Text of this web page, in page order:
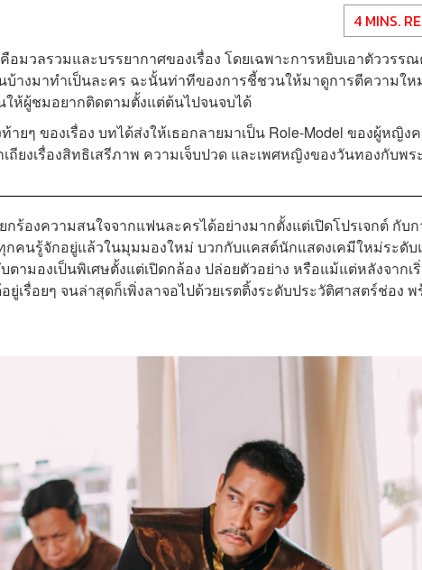
4 MINS.
มวลรวมและบรรยากาศของเรื่อง โดยเฉพาะการหยิบเอาตัววรร
บ้างมาทำเป็นละคร ฉะนั้นท่าทีของการชี้ชวนให้มาดูการตีความให
ให้ผู้ชมอยากติดตามตั้งแต่ต้นไปจนจบได้
ยๆ ของเรื่อง บทได้ส่งให้เธอกลายมาเป็น Role-Model ของผู้หญิง
ยงเรื่องสิทธิเสรีภาพ ความเจ็บปวด และเพศหญิงของวันทองกับพร
ร้องความสนใจจากแฟนละครได้อย่างมากตั้งแต่เปิดโปรเจกต์ กับ
คนรู้จักอยู่แล้วในมุมมองใหม่ บวกกับแคสต์นักแสดงเคมีใหม่ระดับ
ามองเป็นพิเศษตั้งแต่เปิดกล้อง ปล่อยตัวอย่าง หรือแม้แต่หลังจากเ
เรื่อยๆ จนล่าสุดก็เพิ่งลาจอไปด้วยเรตติ้งระดับประวัติศาสตร์ช่อง